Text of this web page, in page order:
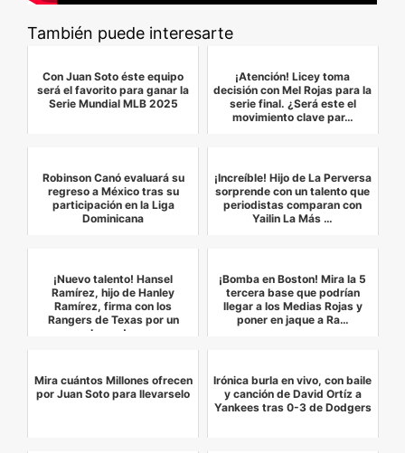
También puede interesarte
Con Juan Soto éste equipo
será el favorito para ganar la
Serie Mundial MLB 2025
¡Atención! Licey toma
decisión con Mel Rojas para la
serie final. ¿Será este el
movimiento clave par…
Robinson Canó evaluará su
regreso a México tras su
participación en la Liga
Dominicana
¡Increíble! Hijo de La Perversa
sorprende con un talento que
periodistas comparan con
Yailin La Más …
¡Nuevo talento! Hansel
Ramírez, hijo de Hanley
Ramírez, firma con los
Rangers de Texas por un
bono d…
¡Bomba en Boston! Mira la 5
tercera base que podrían
llegar a los Medias Rojas y
poner en jaque a Ra…
Mira cuántos Millones ofrecen
por Juan Soto para llevarselo
Irónica burla en vivo, con baile
y canción de David Ortíz a
Yankees tras 0-3 de Dodgers